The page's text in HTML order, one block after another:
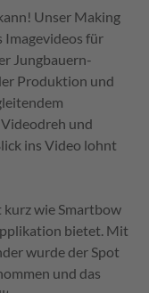
Unser Making
Imagevideos für
Jungbauern-
Produktion und
und
ins Video lohnt
kurz wie Smartbow
bietet. Mit
wurde der Spot
und das